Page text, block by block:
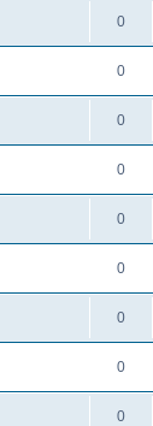
0
0
0
0
0
0
0
0
0